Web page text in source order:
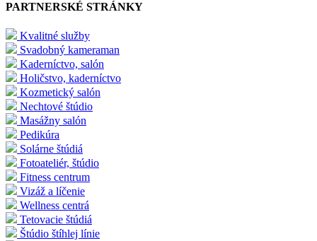
PARTNERSKÉ STRÁNKY
Kvalitné služby
Svadobný kameraman
Kaderníctvo, salón
Holičstvo, kaderníctvo
Kozmetický salón
Nechtové štúdio
Masážny salón
Pedikúra
Solárne štúdiá
Fotoateliér, štúdio
Fitness centrum
Vizáž a líčenie
Wellness centrá
Tetovacie štúdiá
Štúdio štíhlej línie